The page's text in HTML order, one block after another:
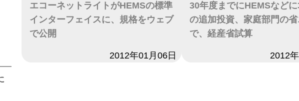
エコーネットライトがHEMSの標準
インターフェイスに、規格をウェブ
で公開
2012年01月06日
30年度までにHEMSなど
の追加投資、家庭部門の
で、経産省試算
2012